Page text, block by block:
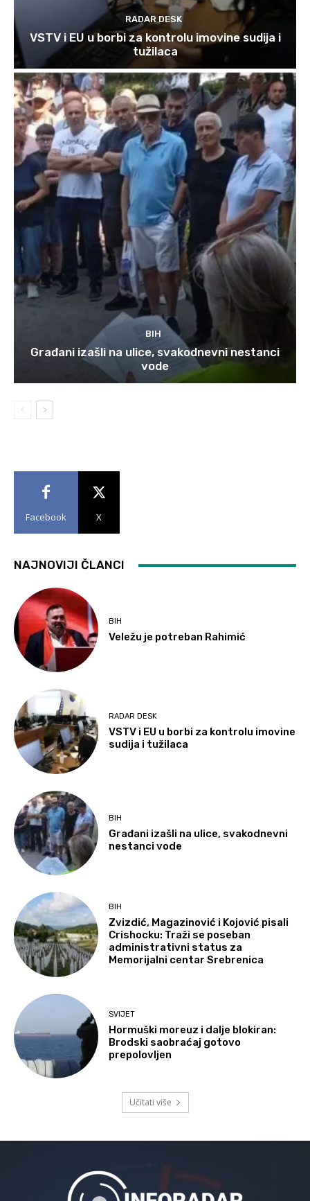
RADAR DESK
VSTV i EU u borbi za kontrolu imovine sudija i
tužilaca
BIH
Građani izašli na ulice, svakodnevni nestanci
vode
Facebook X
NAJNOVIJI ČLANCI
BIH
Veležu je potreban Rahimić
RADAR DESK
VSTV i EU u borbi za kontrolu imovine
sudija i tužilaca
BIH
Građani izašli na ulice, svakodnevni
nestanci vode
BIH
Zvizdić, Magazinović i Kojović pisali
Crishocku: Traži se poseban
administrativni status za
Memorijalni centar Srebrenica
SVIJET
Hormuški moreuz i dalje blokiran:
Brodski saobraćaj gotovo
prepolovljen
Učitati više